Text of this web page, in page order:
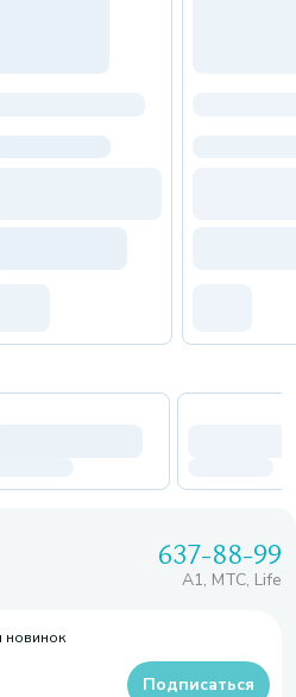
637-88-99
A1, МТС, Life
новинок
Подписаться